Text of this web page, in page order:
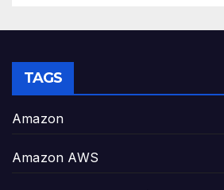
TAGS
Amazon
Amazon AWS